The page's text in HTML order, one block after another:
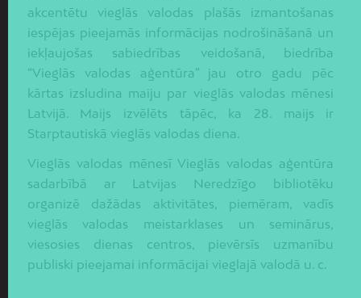
akcentētu vieglās valodas plašās izmantošanas
iespējas pieejamās informācijas nodrošināšanā un
iekļaujošas sabiedrības veidošanā, biedrība
“Vieglās valodas aģentūra” jau otro gadu pēc
kārtas izsludina maiju par vieglās valodas mēnesi
Latvijā. Maijs izvēlēts tāpēc, ka 28. maijs ir
Starptautiskā vieglās valodas diena.
Vieglās valodas mēnesī Vieglās valodas aģentūra
sadarbībā ar Latvijas Neredzīgo bibliotēku
organizē dažādas aktivitātes, piemēram, vadīs
vieglās valodas meistarklases un seminārus,
viesosies dienas centros, pievērsīs uzmanību
publiski pieejamai informācijai vieglajā valodā u. c.